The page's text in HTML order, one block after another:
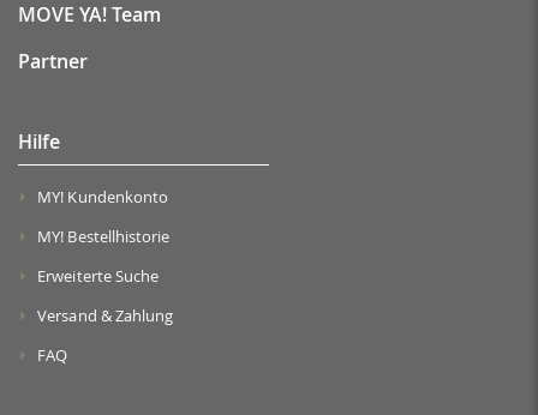
MOVE YA! Team
Partner
Hilfe
MY! Kundenkonto
MY! Bestellhistorie
Erweiterte Suche
Versand & Zahlung
FAQ